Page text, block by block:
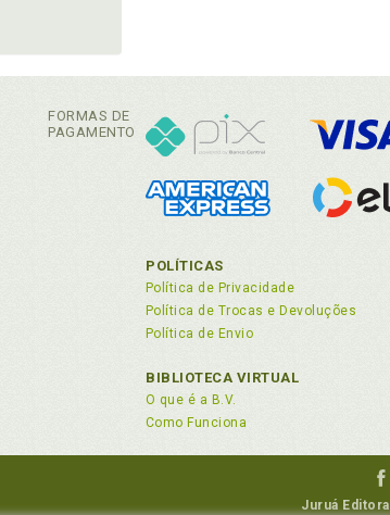
FORMAS DE
PAGAMENTO
POLÍTICAS
Política de Privacidade
Política de Trocas e Devoluções
Política de Envio
BIBLIOTECA VIRTUAL
O que é a B.V.
Como Funciona
Juruá